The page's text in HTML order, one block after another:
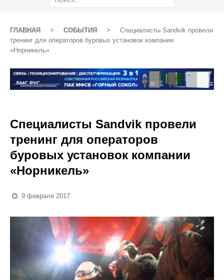
ГЛАВНАЯ > СОБЫТИЯ >
Специалисты Sandvik провели
тренинг для операторов буровых установок компании
«Норникель»
Специалисты Sandvik провели
тренинг для операторов
буровых установок компании
«Норникель»
9 февраля 2017